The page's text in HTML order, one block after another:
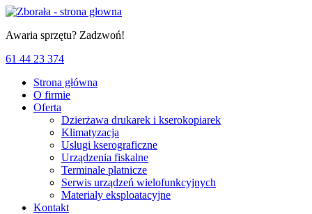
Awaria sprzętu? Zadzwoń!
61 44 23 374
Strona główna
O firmie
Oferta
Dzierżawa drukarek i kserokopiarek
Klimatyzacja
Usługi kserograficzne
Urządzenia fiskalne
Terminale płatnicze
Serwis urządzeń wielofunkcyjnych
Materiały eksploatacyjne
Kontakt